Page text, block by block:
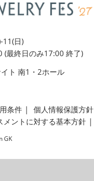
日)
(最終日のみ17:00 終了)
ト 南1・2ホール
条件 個人情報保護方針
メントに対する基本方針
GK